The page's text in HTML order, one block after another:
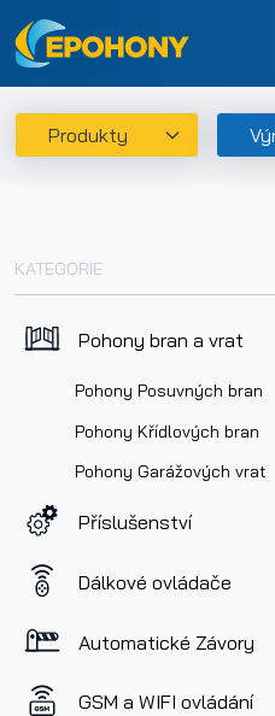
Produkty
KATEGORIE
Pohony bran a vrat
Pohony Posuvných bran
Pohony Křídlových bran
Pohony Garážových vrat
Příslušenství
Dálkové ovládače
Automatické Závory
GSM a WIFI ovládání